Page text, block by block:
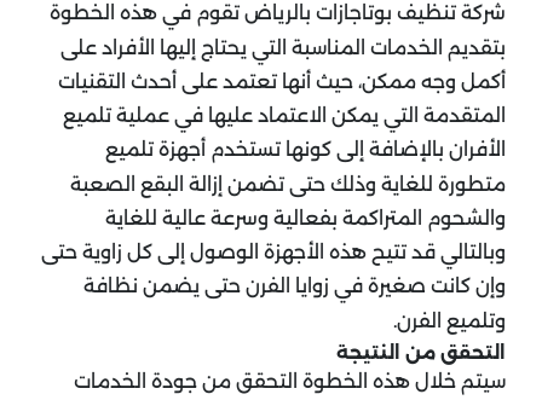
شركة تنظيف بوتاجازات بالرياض تقوم في هذه الخطوة
بتقديم الخدمات المناسبة التي يحتاج إليها الأفراد على
أكمل وجه ممكن، حيث أنها تعتمد على أحدث التقنيات
المتقدمة التي يمكن الاعتماد عليها في عملية تلميع
الأفران بالإضافة إلى كونها تستخدم أجهزة تلميع
متطورة للغاية وذلك حتى تضمن إزالة البقع الصعبة
والشحوم المتراكمة بفعالية وسرعة عالية للغاية
وبالتالي قد تتيح هذه الأجهزة الوصول إلى كل زاوية حتى
وإن كانت صغيرة في زوايا الفرن حتى يضمن نظافة
وتلميع الفرن.
التحقق من النتيجة
سيتم خلال هذه الخطوة التحقق من جودة الخدمات